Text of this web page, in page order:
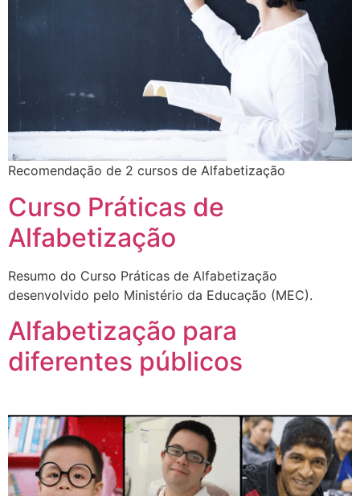
Recomendação de 2 cursos de Alfabetização
Curso Práticas de
Alfabetização
Resumo do Curso Práticas de Alfabetização
desenvolvido pelo Ministério da Educação (MEC).
Alfabetização para
diferentes públicos